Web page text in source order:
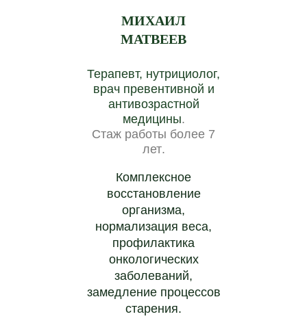
МИХАИЛ
МАТВЕЕВ
Терапевт, нутрициолог,
врач превентивной и
антивозрастной
медицины.
Стаж работы более 7
лет.
Комплексное
восстановление
организма,
нормализация веса,
профилактика
онкологических
заболеваний,
замедление процессов
старения.